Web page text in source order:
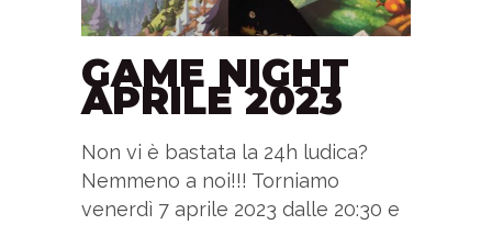
GAME NIGHT
APRILE 2023
Non vi è bastata la 24h ludica?
Nemmeno a noi!!! Torniamo
venerdì 7 aprile 2023 dalle 20:30 e